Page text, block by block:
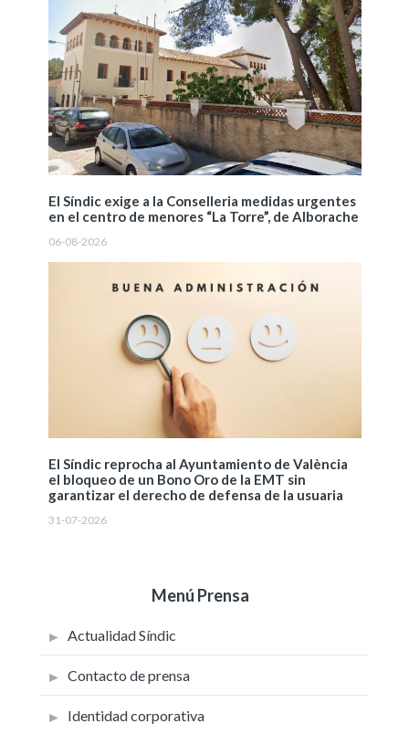
El Síndic exige a la Conselleria medidas urgentes
en el centro de menores “La Torre”, de Alborache
06-08-2026
El Síndic reprocha al Ayuntamiento de València
el bloqueo de un Bono Oro de la EMT sin
garantizar el derecho de defensa de la usuaria
31-07-2026
Menú Prensa
Actualidad Síndic
Contacto de prensa
Identidad corporativa